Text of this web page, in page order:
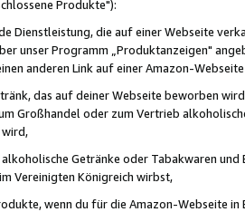
Produkte"):
Dienstleistung, die auf einer Webseite
unser Programm „Produktanzeigen"
anderen Link auf einer Amazon-
das auf deiner Webseite beworben
Großhandel oder zum Vertrieb
wird,
Getränke oder Tabakwaren
Vereinigten Königreich wirbst,
wenn du für die Amazon-Webseite in